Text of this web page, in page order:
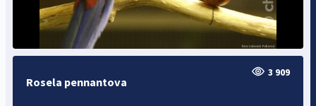
Rosela pennantova
3 909